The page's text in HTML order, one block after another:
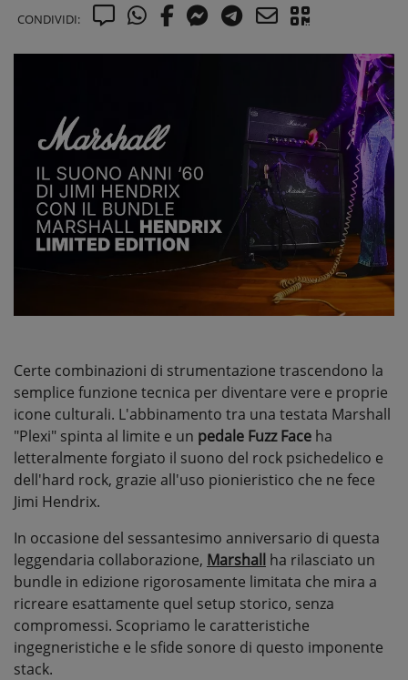
CONDIVIDI:
Certe combinazioni di strumentazione trascendono la
semplice funzione tecnica per diventare vere e proprie
icone culturali. L'abbinamento tra una testata Marshall
"Plexi" spinta al limite e un pedale Fuzz Face ha
letteralmente forgiato il suono del rock psichedelico e
dell'hard rock, grazie all'uso pionieristico che ne fece
Jimi Hendrix.
In occasione del sessantesimo anniversario di questa
leggendaria collaborazione, Marshall ha rilasciato un
bundle in edizione rigorosamente limitata che mira a
ricreare esattamente quel setup storico, senza
compromessi. Scopriamo le caratteristiche
ingegneristiche e le sfide sonore di questo imponente
stack.